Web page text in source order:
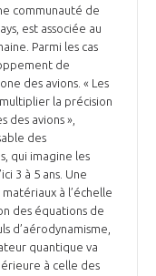
communauté de
est associée au
Parmi les cas
de
des avions. « Les
la précision
des avions »,
des
qui imagine les
3 à 5 ans. Une
à l’échelle
des équations de
d’aérodynamisme,
quantique va
à celle des